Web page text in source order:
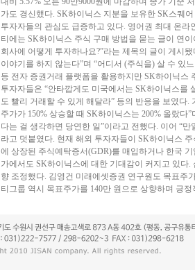
가도 경신했다. SK하이닉스 지분을 보유한 SK스퀘
투자자들의 관심도 급증하고 있다. 영어권 최대 온라
티에는 SK하이닉스 주식 구매 방법을 묻는 글이 연
회사에 어떻게 투자하나요?”라는 제목의 글이 게시
이야기를 하지 않는다”며 “어디서 (주식을) 살 수 있
등 전자 증권거래 플랫폼을 활용하지만 SK하이닉스
투자자들은 “안타깝게도 미국에서는 SK하이닉스를
도 빨리 거래할 수 있게 해달라” 등의 반응을 보였다
주가가 150% 상승할 때 SK하이닉스는 200% 올랐
다는 걸 생각하면 당연한 일”이라고 전했다. 이어 “
라고 덧붙였다. 현재 해외 투자자들이 SK하이닉스
에 상장된 주식예탁증서(GDR)를 매입하거나 한국
가에서도 SK하이닉스에 대한 기대감이 커지고 있다
향 조정했다. 김영건 미래에셋증권 연구원도 목표주
티그룹 역시 목표주가를 140만 원으로 상향하며 긍